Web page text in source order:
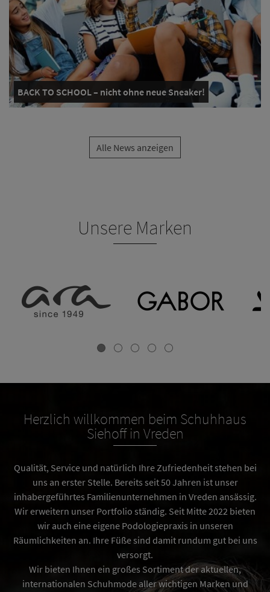
BACK TO SCHOOL – nicht ohne neue Sneaker!
Alle News anzeigen
Unsere Marken
Herzlich willkommen beim Schuhhaus
Siehoff in Vreden
Qualität, Service und natürlich Ihre Zufriedenheit stehen bei
uns an erster Stelle. Bereits seit 50 Jahren ist unser
inhabergeführtes Familienunternehmen in Vreden ansässig.
Wir erweitern unser Portfolio ständig. Seit Mitte 2022 bieten
wir auch eine eigene Podologiepraxis in unseren
Räumlichkeiten an. Ihre Füße sind damit rundum gut bei uns
versorgt.
Wir bieten Ihnen ein großes Sortiment der aktuellen,
internationalen Schuhmode aller wichtigen Marken und